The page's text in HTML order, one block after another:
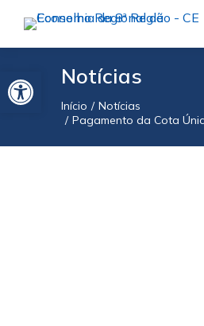
Barra de Ferramentas AbertaNotícias
Você está aqui:
Início
Notícias
Pagamento da Cota